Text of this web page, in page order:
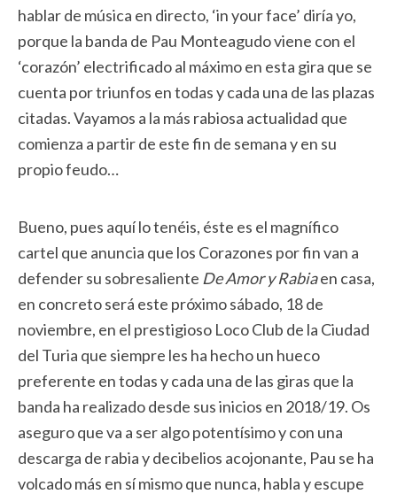
hablar de música en directo, ‘in your face’ diría yo,
porque la banda de Pau Monteagudo viene con el
‘corazón’ electrificado al máximo en esta gira que se
cuenta por triunfos en todas y cada una de las plazas
citadas. Vayamos a la más rabiosa actualidad que
comienza a partir de este fin de semana y en su
propio feudo…
Bueno, pues aquí lo tenéis, éste es el magnífico
cartel que anuncia que los Corazones por fin van a
defender su sobresaliente De Amor y Rabiaen casa,
en concreto será este próximo sábado, 18 de
noviembre, en el prestigioso Loco Club de la Ciudad
del Turia que siempre les ha hecho un hueco
preferente en todas y cada una de las giras que la
banda ha realizado desde sus inicios en 2018/19. Os
aseguro que va a ser algo potentísimo y con una
descarga de rabia y decibelios acojonante, Pau se ha
volcado más en sí mismo que nunca, habla y escupe